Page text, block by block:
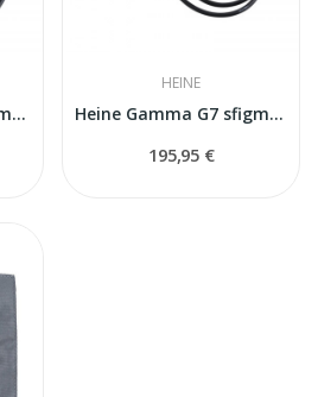
Heine Gamma G5 sfigmomanometrs
HEINE
Heine Gamma G7 sfigmomanometrs
195,95 €